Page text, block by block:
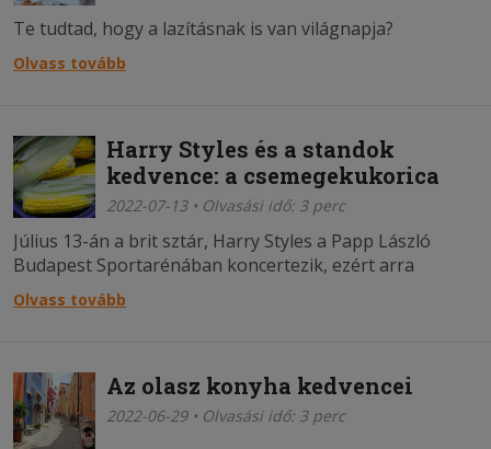
Te tudtad, hogy a lazításnak is van világnapja?
Olvass tovább
Harry Styles és a standok
kedvence: a csemegekukorica
2022-07-13 • Olvasási idő: 3 perc
Július 13-án a brit sztár, Harry Styles a Papp László
Budapest Sportarénában koncertezik, ezért arra
gondoltunk utánajárunk, hogy mi a kedvenc finomsága!
Olvass tovább
Az olasz konyha kedvencei
2022-06-29 • Olvasási idő: 3 perc